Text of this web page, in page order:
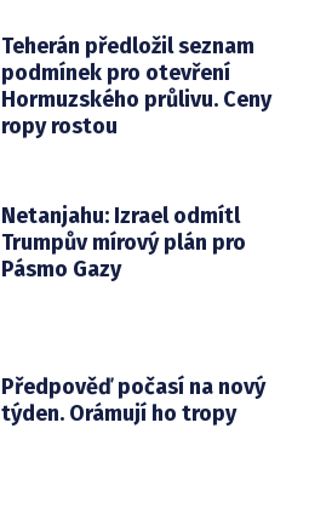
Teherán předložil seznam
podmínek pro otevření
Hormuzského průlivu. Ceny
ropy rostou
Netanjahu: Izrael odmítl
Trumpův mírový plán pro
Pásmo Gazy
Předpověď počasí na nový
týden. Orámují ho tropy